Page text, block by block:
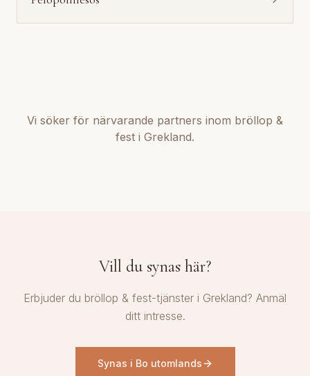
Vi söker för närvarande partners inom bröllop &
fest i Grekland.
Vill du synas här?
Erbjuder du bröllop & fest-tjänster i Grekland? Anmäl
ditt intresse.
Synas i Bo utomlands